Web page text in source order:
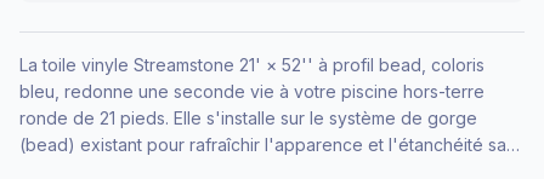
La toile vinyle Streamstone 21' × 52'' à profil bead, coloris
bleu, redonne une seconde vie à votre piscine hors-terre
ronde de 21 pieds. Elle s'installe sur le système de gorge
(bead) existant pour rafraîchir l'apparence et l'étanchéité sans